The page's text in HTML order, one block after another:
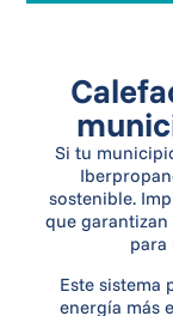
Si tu
sostenible.
que
para
Este sistema
energía más